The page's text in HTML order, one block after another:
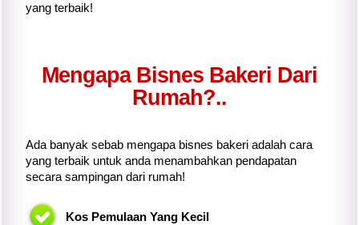
yang terbaik!
Mengapa Bisnes Bakeri Dari
Rumah?..
Ada banyak sebab mengapa bisnes bakeri adalah cara
yang terbaik untuk anda menambahkan pendapatan
secara sampingan dari rumah!
Kos Pemulaan Yang Kecil